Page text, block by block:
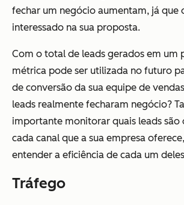
fechar um negócio aumentam, já que
interessado na sua proposta.
Com o total de leads gerados em um
métrica pode ser utilizada no futuro
de conversão da sua equipe de
leads realmente fecharam negócio?
importante monitorar quais leads são
cada canal que a sua empresa
entender a eficiência de cada um
Tráfego